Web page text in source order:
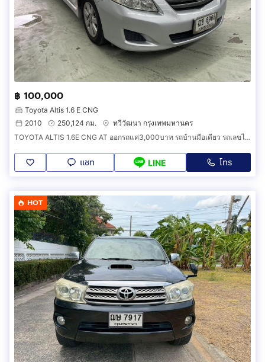
฿ 100,000
Toyota Altis 1.6 E CNG
2010
250,124 กม.
ทวีวัฒนา กรุงเทพมหานคร
TOYOTA ALTIS 1.6E CNG AT ออกรถแค่3,000บาท รถบ้านมือเดียว รถเลขไมล์น้อย
แชท LINE โทร
HOT